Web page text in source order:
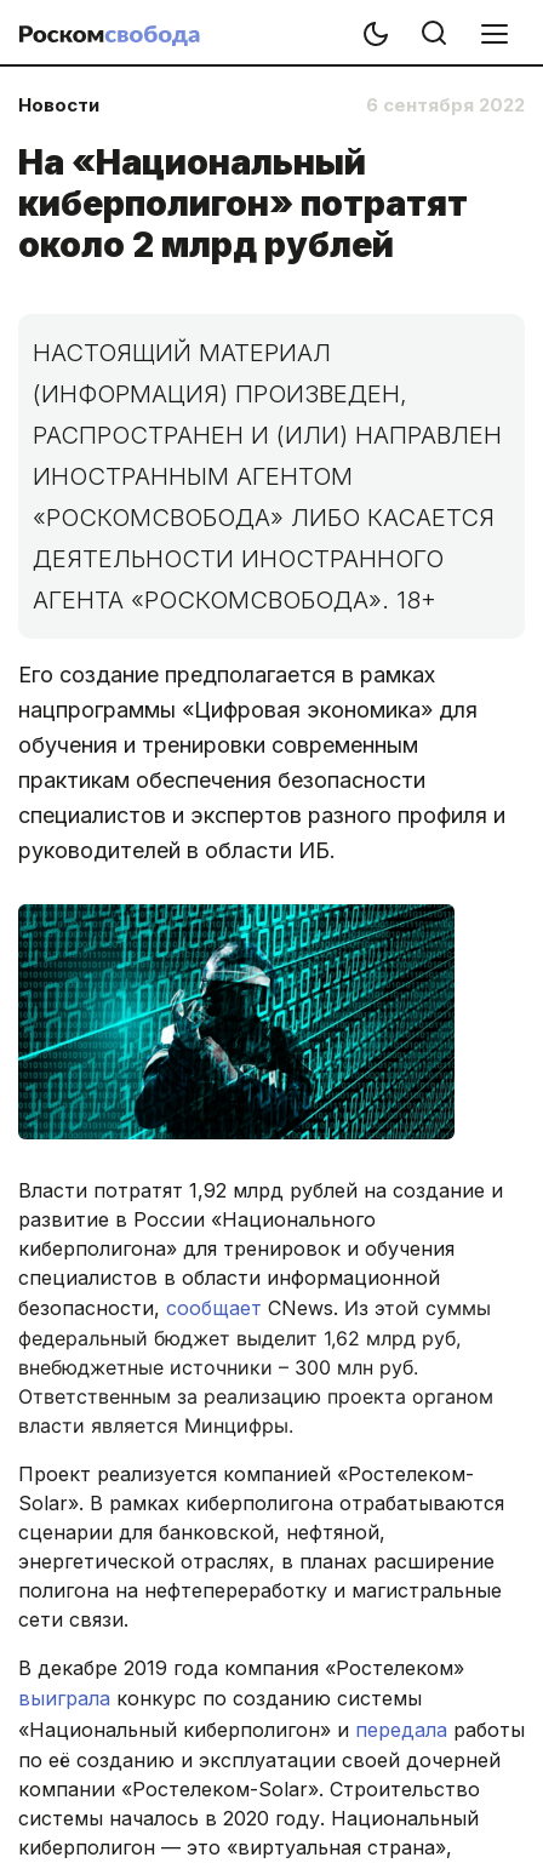
Новости 6 сентября 2022
На «Национальный
киберполигон» потратят
около 2 млрд рублей
НАСТОЯЩИЙ МАТЕРИАЛ
(ИНФОРМАЦИЯ) ПРОИЗВЕДЕН,
РАСПРОСТРАНЕН И (ИЛИ) НАПРАВЛЕН
ИНОСТРАННЫМ АГЕНТОМ
«РОСКОМСВОБОДА» ЛИБО КАСАЕТСЯ
ДЕЯТЕЛЬНОСТИ ИНОСТРАННОГО
АГЕНТА «РОСКОМСВОБОДА». 18+
Его создание предполагается в рамках
нацпрограммы «Цифровая экономика» для
обучения и тренировки современным
практикам обеспечения безопасности
специалистов и экспертов разного профиля и
руководителей в области ИБ.
Власти потратят 1,92 млрд рублей на создание и
развитие в России «Национального
киберполигона» для тренировок и обучения
специалистов в области информационной
безопасности, сообщает CNews. Из этой суммы
федеральный бюджет выделит 1,62 млрд руб,
внебюджетные источники – 300 млн руб.
Ответственным за реализацию проекта органом
власти является Минцифры.
Проект реализуется компанией «Ростелеком-
Solar». В рамках киберполигона отрабатываются
сценарии для банковской, нефтяной,
энергетической отраслях, в планах расширение
полигона на нефтепереработку и магистральные
сети связи.
В декабре 2019 года компания «Ростелеком»
выиграла конкурс по созданию системы
«Национальный киберполигон» и передала работы
по её созданию и эксплуатации своей дочерней
компании «Ростелеком-Solar». Строительство
системы началось в 2020 году. Национальный
киберполигон — это «виртуальная страна»,